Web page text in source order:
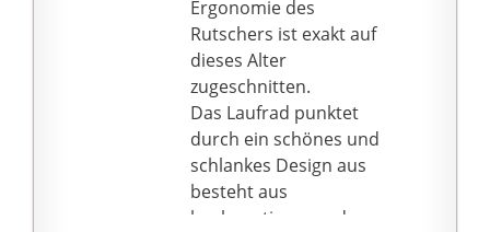
Fortbewegung üben.
💖Einfach Montage:
Kinderleicht 3-Schritte
Montage, bruacht nur
einigen Minuten mit
Anleitung auf Deutsch.
💖Sicherheitsgarantie:
ASTM F963-11, EN71 CE
Ergonomie des
Rutschers ist exakt auf
dieses Alter
zugeschnitten.
Das Laufrad punktet
durch ein schönes und
schlankes Design aus
besteht aus
hochwertigem und